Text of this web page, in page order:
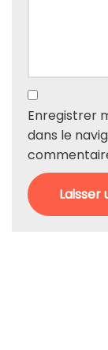
Enregistrer
dans le